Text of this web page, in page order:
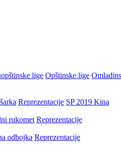
lige Opštinske lige
Reprezentacije SP 2019 Kina
rukomet Reprezentacije
odbojka Reprezentacije